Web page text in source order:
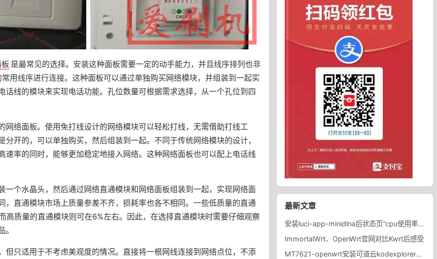
是最常见的选择。安装这种面板需要一定的动手能力，并且线序排列也非
用线序进行连接。这种面板可以通过单独购买网络模块，并组装到一起实
话线的模块来实现电话功能。孔位数量可根据需求选择，从一个孔位到四
网络面板。使用免打线设计的网络模块可以轻松打线，无需借助打线工
分开的，可以单独购买，然后组装到一起。不同于传统网络模块的设计，
速率的同时，能够更加稳定地接入网络。这种网络面板也可以配上电话线
一个水晶头，然后通过网络直通模块和网络面板组装到一起，实现网络面
，直通模块市场上质量参差不齐，损耗率也各不相同。一些低质量的直通
高质量的直通模块则可在6%左右。因此，在选择直通模块时需要仔细观察
但只适用于不考虑美观度的情况。直接将一根网线连接到网络点位，不添
最新文章
安装luci-app-minidlna后状态页“cpu使用率“显示虚高，排除过程记录。
ImmortalWrt、OpenWrt官网对比Kwrt后感受
MT7621-openwrt安装可道云kodexplorer轻量化NAS